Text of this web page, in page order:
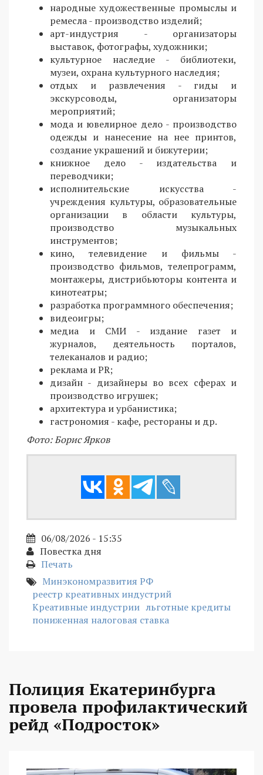
народные художественные промыслы и
ремесла - производство изделий;
арт-индустрия - организаторы
выставок, фотографы, художники;
культурное наследие - библиотеки,
музеи, охрана культурного наследия;
отдых и развлечения - гиды и
экскурсоводы, организаторы
мероприятий;
мода и ювелирное дело - производство
одежды и нанесение на нее принтов,
создание украшений и бижутерии;
книжное дело - издательства и
переводчики;
исполнительские искусства -
учреждения культуры, образовательные
организации в области культуры,
производство музыкальных
инструментов;
кино, телевидение и фильмы -
производство фильмов, телепрограмм,
монтажеры, дистрибьюторы контента и
кинотеатры;
разработка программного обеспечения;
видеоигры;
медиа и СМИ - издание газет и
журналов, деятельность порталов,
телеканалов и радио;
реклама и PR;
дизайн - дизайнеры во всех сферах и
производство игрушек;
архитектура и урбанистика;
гастрономия - кафе, рестораны и др.
Фото: Борис Ярков
06/08/2026 - 15:35
Повестка дня
Печать
Минэкономразвития РФ
реестр креативных индустрий
Креативные индустрии льготные кредиты
пониженная налоговая ставка
Полиция Екатеринбурга
провела профилактический
рейд «Подросток»